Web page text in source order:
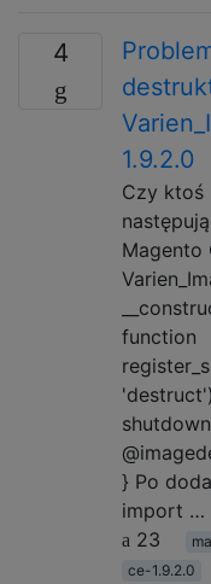
4
1.9.2.0
Czy ktoś
Magento
function
} Po
import …
23
ce-1.9.2.0